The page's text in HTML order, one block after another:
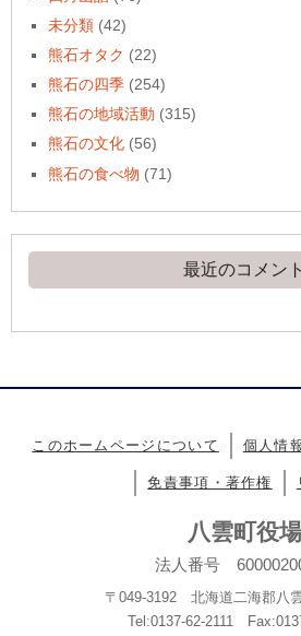
未分類 (42)
熊石オタク (22)
熊石の四季 (254)
熊石の地域活動 (315)
熊石の文化 (56)
熊石の食べ物 (71)
最近のコメント
このホームページについて 個人情
免責事項・著作権
八雲町役場
法人番号
〒049-3192 北海道二海郡八
Tel:0137-62-2111